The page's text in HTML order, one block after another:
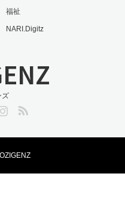
福祉
NARI.Digitz
ズ